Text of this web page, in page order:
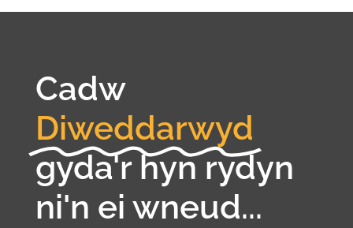
Cadw
Diweddarwyd
gyda'r hyn rydyn
ni'n ei wneud...